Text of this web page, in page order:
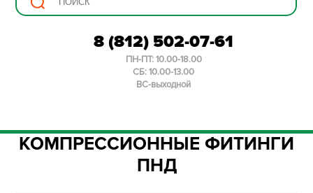
8 (812) 502-07-61
ПН-ПТ: 10.00-18.00
СБ: 10.00-13.00
ВС-выходной
КОМПРЕССИОННЫЕ ФИТИНГИ
ПНД